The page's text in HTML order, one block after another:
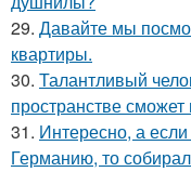
29. Давайте мы
квартиры.
30. Талантливый
пространстве сможет
31. Интересно, а
Германию, то